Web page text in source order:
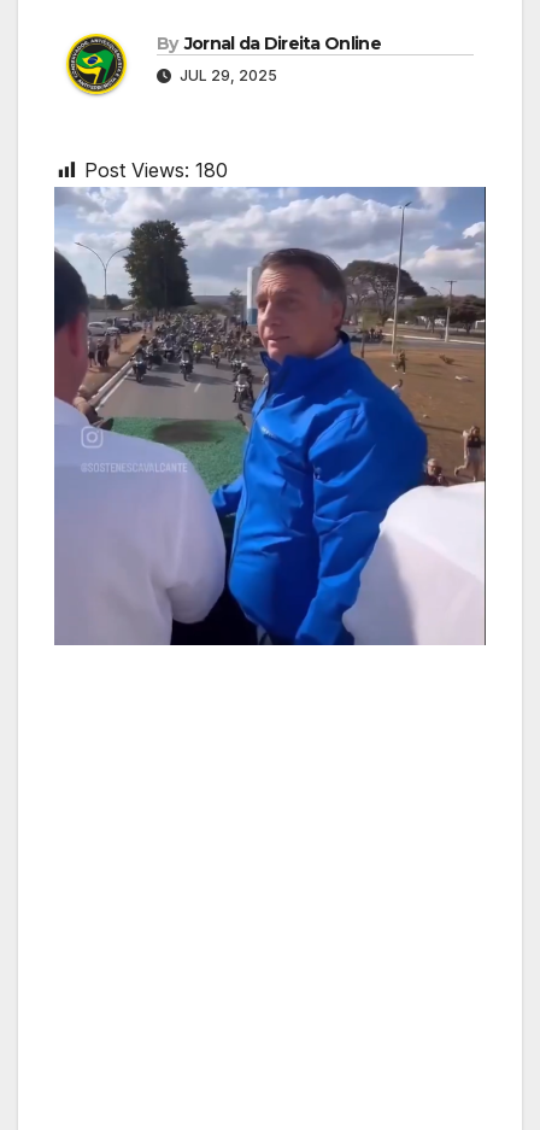
By Jornal da Direita Online
JUL 29, 2025
Post Views: 180